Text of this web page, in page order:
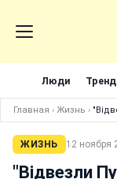
Люди
Главная › Жизнь ›
ЖИЗНЬ 12 ноября
"Відвезли